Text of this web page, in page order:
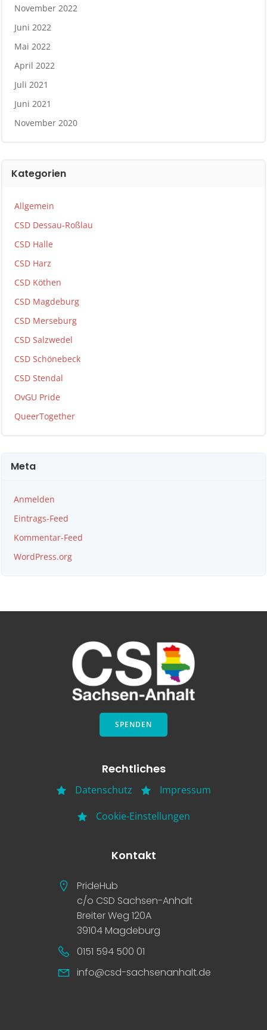
November 2022
Juni 2022
Mai 2022
April 2022
Juli 2021
Juni 2021
November 2020
Kategorien
Allgemein
CSD Dessau-Roßlau
CSD Halle
CSD Harz
CSD Köthen
CSD Magdeburg
CSD Merseburg
CSD Salzwedel
CSD Schönebeck
CSD Stendal
OvGU Pride
QueerTogether
Meta
Anmelden
Eintrags-Feed
Kommentar-Feed
WordPress.org
SPENDEN
Kontakt
PrideHub
c/o CSD Sachsen-Anhalt
Breiter Weg 120A
39104 Magdeburg
0151 594 500 01
info@csd-sachsenanhalt.de
Rechtliches
Datenschutz
Impressum
Cookie-Einstellungen